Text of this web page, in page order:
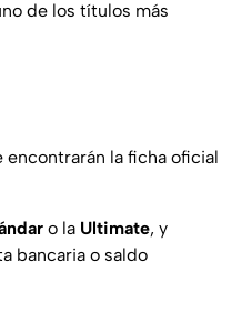
de los títulos más
encontrarán la ficha oficial
o la Ultimate, y
bancaria o saldo